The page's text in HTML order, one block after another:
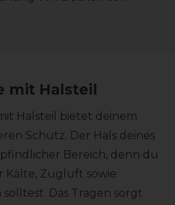
mit Halsteil
Halsteil bietet deinem
Schutz. Der Hals deines
Bereich, denn du
Kälte, Zugluft sowie
Das Tragen sorgt